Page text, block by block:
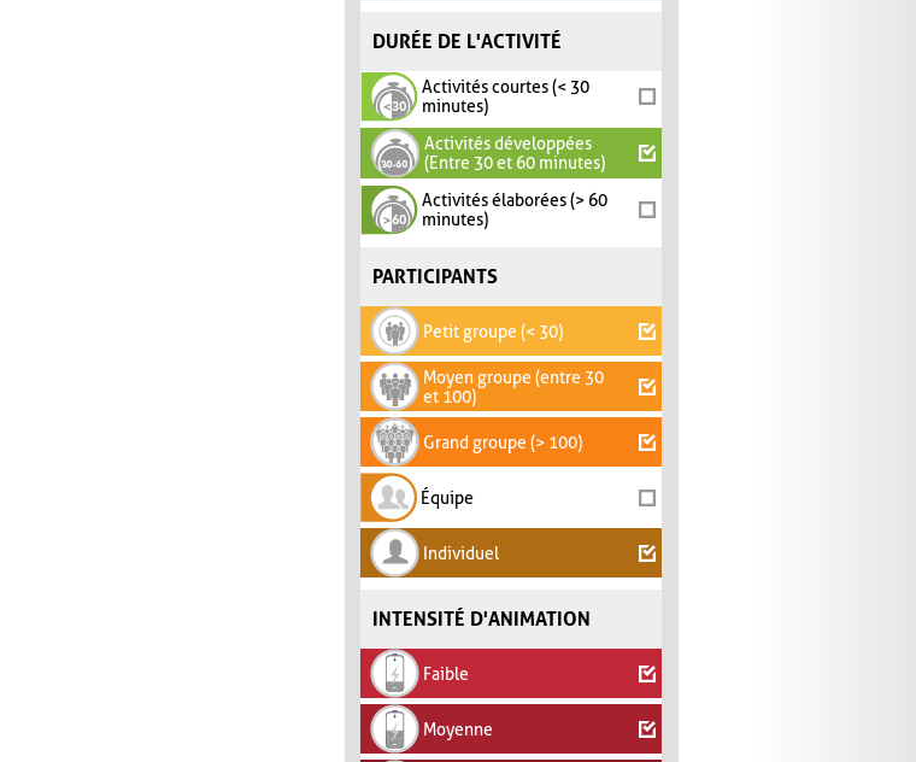
DURÉE DE L'ACTIVITÉ
Activités courtes (< 30
minutes)
Activités développées
(Entre 30 et 60 minutes)
Activités élaborées (> 60
minutes)
PARTICIPANTS
Petit groupe (< 30)
Moyen groupe (entre 30
et 100)
Grand groupe (> 100)
Équipe
Individuel
INTENSITÉ D'ANIMATION
Faible
Moyenne